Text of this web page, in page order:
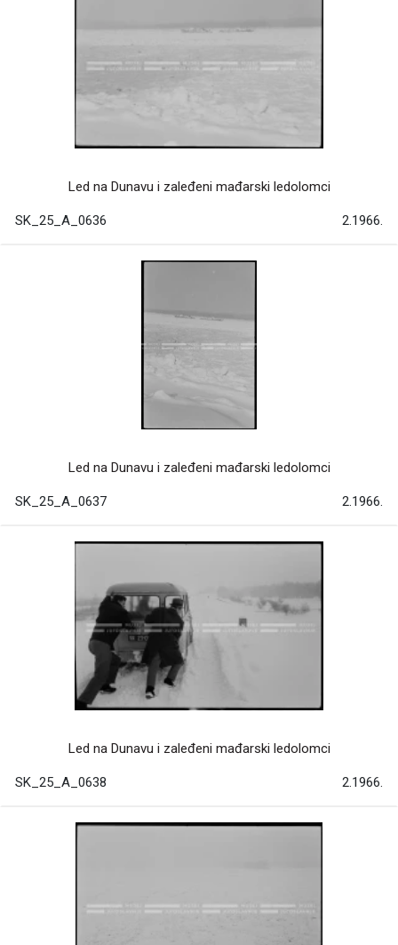
Led na Dunavu i zaleđeni mađarski ledolomci
SK_25_A_0636 2.1966.
Led na Dunavu i zaleđeni mađarski ledolomci
SK_25_A_0637 2.1966.
Led na Dunavu i zaleđeni mađarski ledolomci
SK_25_A_0638 2.1966.